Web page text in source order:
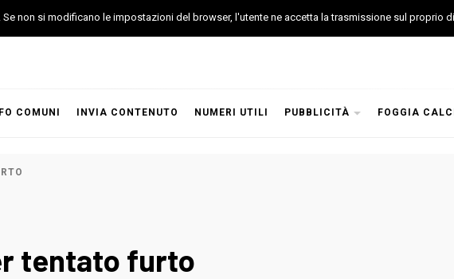
COMUNI INVIA CONTENUTO NUMERI UTILI PUBBLICITÀ FOGGIA
tentato furto
non si modificano le impostazioni del browser, l'utente ne accetta la trasmissione sul proprio